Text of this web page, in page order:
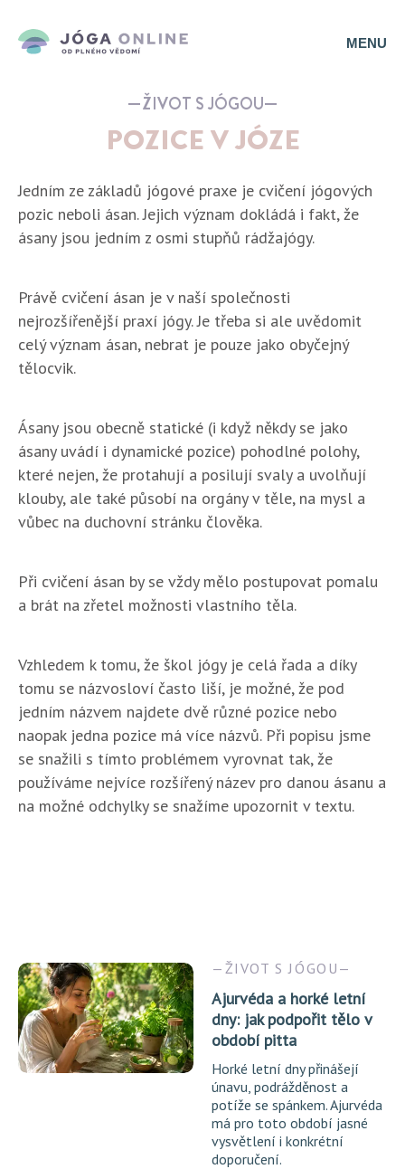
MENU
ŽIVOT S JÓGOU
POZICE V JÓZE
Jedním ze základů jógové praxe je cvičení jógových
pozic neboli ásan. Jejich význam dokládá i fakt, že
ásany jsou jedním z osmi stupňů rádžajógy.
Právě cvičení ásan je v naší společnosti
nejrozšířenější praxí jógy. Je třeba si ale uvědomit
celý význam ásan, nebrat je pouze jako obyčejný
tělocvik.
Ásany jsou obecně statické (i když někdy se jako
ásany uvádí i dynamické pozice) pohodlné polohy,
které nejen, že protahují a posilují svaly a uvolňují
klouby, ale také působí na orgány v těle, na mysl a
vůbec na duchovní stránku člověka.
Při cvičení ásan by se vždy mělo postupovat pomalu
a brát na zřetel možnosti vlastního těla.
Vzhledem k tomu, že škol jógy je celá řada a díky
tomu se názvosloví často liší, je možné, že pod
jedním názvem najdete dvě různé pozice nebo
naopak jedna pozice má více názvů. Při popisu jsme
se snažili s tímto problémem vyrovnat tak, že
používáme nejvíce rozšířený název pro danou ásanu a
na možné odchylky se snažíme upozornit v textu.
ŽIVOT S JÓGOU
Ajurvéda a horké letní
dny: jak podpořit tělo v
období pitta
Horké letní dny přinášejí
únavu, podrážděnost a
potíže se spánkem. Ajurvéda
má pro toto období jasné
vysvětlení i konkrétní
doporučení.